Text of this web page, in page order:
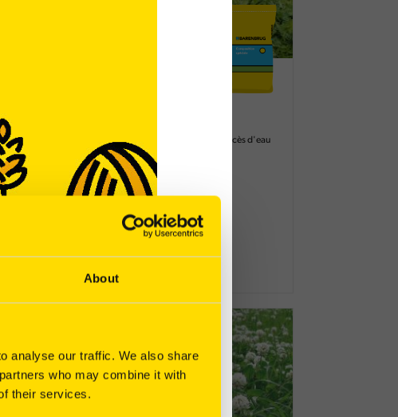
About
analyse our traffic. We also share
who may combine it with
their services.
Conçu pour affronter les excès d'eau
Très bonne pérennité
Fourrage très qualitatif